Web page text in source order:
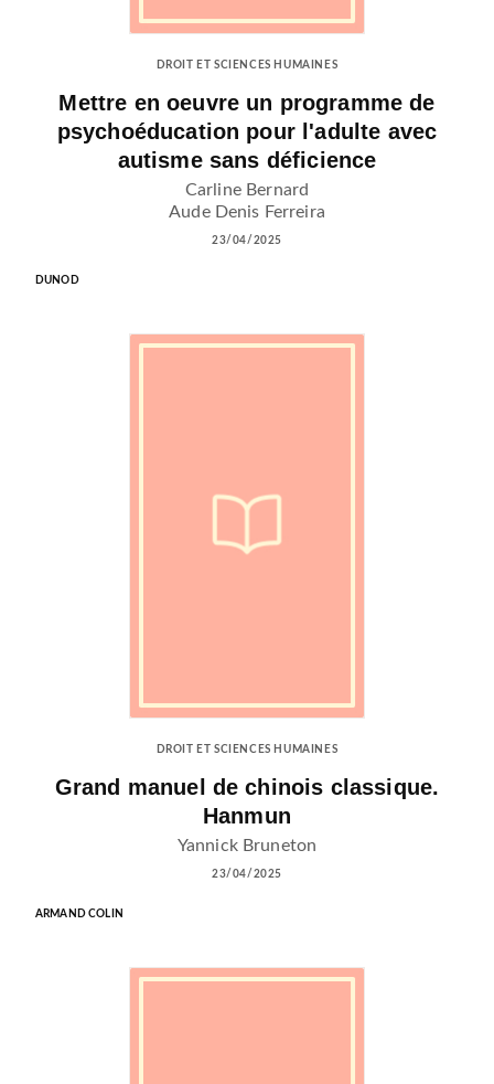
DROIT ET SCIENCES HUMAINES
Mettre en oeuvre un programme de
psychoéducation pour l'adulte avec
autisme sans déficience
Carline Bernard
Aude Denis Ferreira
23/04/2025
DUNOD
DROIT ET SCIENCES HUMAINES
Grand manuel de chinois classique.
Hanmun
Yannick Bruneton
23/04/2025
ARMAND COLIN